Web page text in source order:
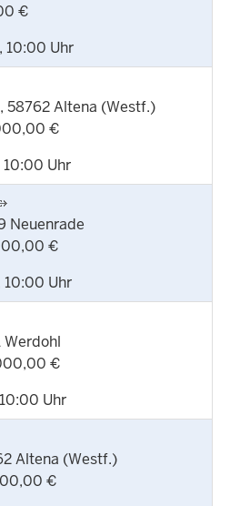
€
10:00 Uhr
58762 Altena (Westf.)
€
Uhr
Neuenrade
€
Uhr
Werdohl
€
Uhr
Altena (Westf.)
€